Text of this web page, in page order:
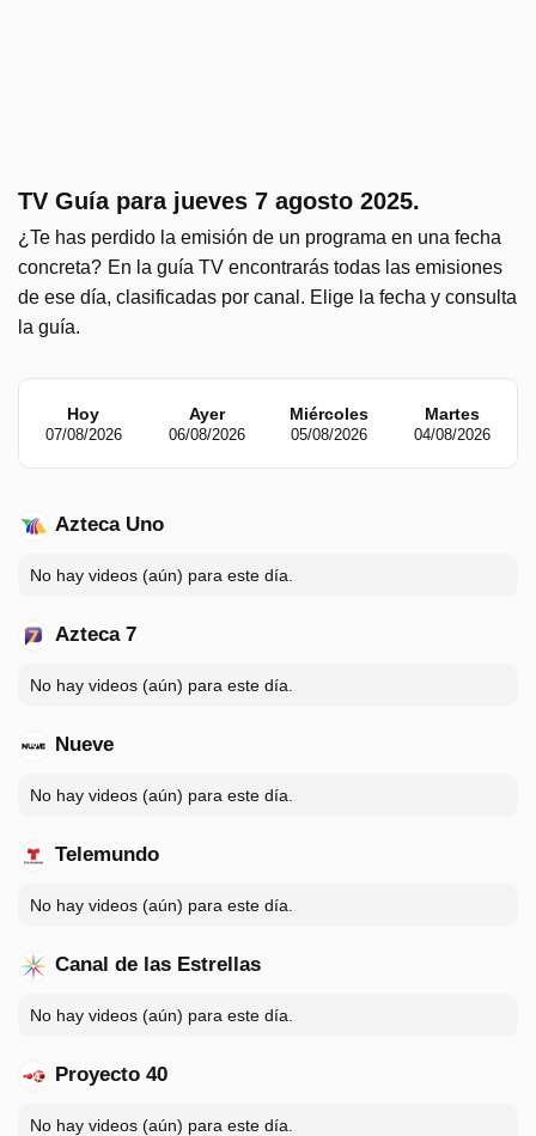
TV Guía para jueves 7 agosto 2025.
¿Te has perdido la emisión de un programa en una fecha
concreta? En la guía TV encontrarás todas las emisiones
de ese día, clasificadas por canal. Elige la fecha y consulta
la guía.
Hoy
07/08/2026
Ayer
06/08/2026
Miércoles
05/08/2026
Martes
04/08/2026
Azteca Uno
No hay videos (aún) para este día.
Azteca 7
No hay videos (aún) para este día.
Nueve
No hay videos (aún) para este día.
Telemundo
No hay videos (aún) para este día.
Canal de las Estrellas
No hay videos (aún) para este día.
Proyecto 40
No hay videos (aún) para este día.